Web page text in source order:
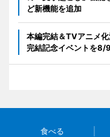
ど新機能を追加
本編完結＆TVアニメ化
完結記念イベントを8/
食べる